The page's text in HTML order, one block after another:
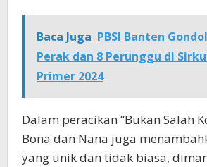
Baca Juga PBSI Banten
Perak dan 8 Perunggu di
Primer 2024
Dalam peracikan “Bukan Salah
Bona dan Nana juga
yang unik dan tidak biasa,